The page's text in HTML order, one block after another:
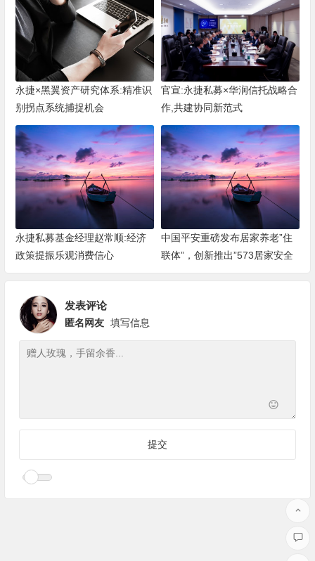
永捷×黑翼资产研究体系:精准识
别拐点系统捕捉机会
官宣:永捷私募×华润信托战略合
作,共建协同新范式
永捷私募基金经理赵常顺:经济
政策提振乐观消费信心
中国平安重磅发布居家养老”住
联体”，创新推出”573居家安全
改造服务”
发表评论
匿名网友 填写信息